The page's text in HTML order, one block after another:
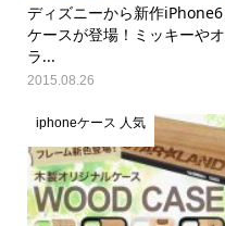
ディズニーから新作iPhone6
ケースが登場！ミッキーやオ
ラ...
2015.08.26
iphoneケース 人気